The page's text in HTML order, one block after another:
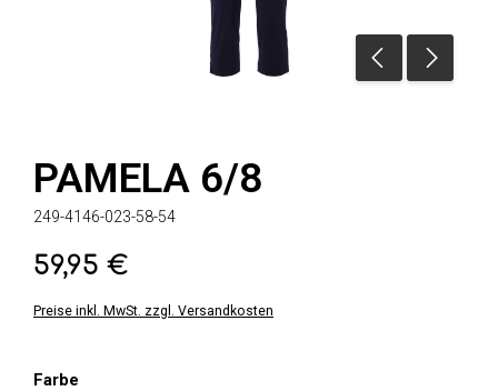
PAMELA 6/8
249-4146-023-58-54
Regulärer Preis:
59,95 €
Preise inkl. MwSt. zzgl. Versandkosten
Farbe